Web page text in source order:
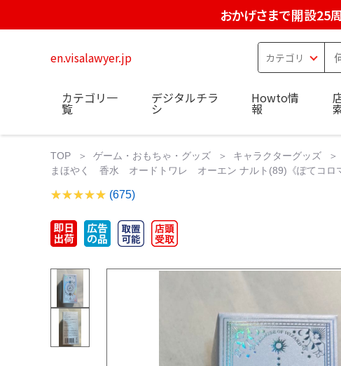
おかげさまで開設25
en.visalawyer.jp
カテゴリ一
覧
デジタルチラ
シ
Howto情
報
TOP ゲーム・おもちゃ・グッズ キャラクターグッズ
まほやく 香水 オードトワレ オーエン ナルト(89)《ぽてコロ
(675)